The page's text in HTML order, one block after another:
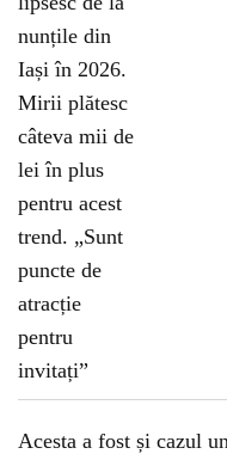
Acesta a fost și cazul